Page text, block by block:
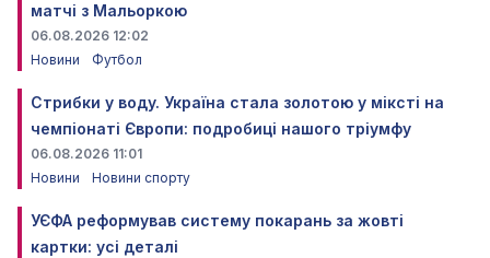
матчі з Мальоркою
06.08.2026 12:02
Новини
Футбол
Стрибки у воду. Україна стала золотою у міксті на
чемпіонаті Європи: подробиці нашого тріумфу
06.08.2026 11:01
Новини
Новини спорту
УЄФА реформував систему покарань за жовті
картки: усі деталі